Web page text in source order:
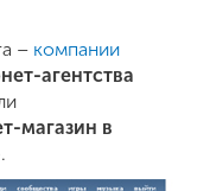
– компании
агентства
магазин в
.